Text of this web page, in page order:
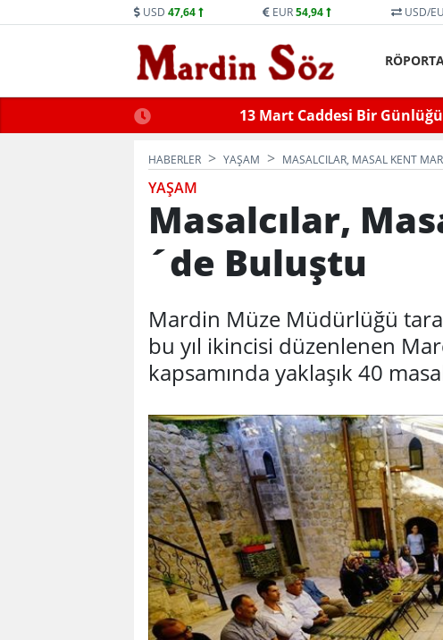
USD 47,64 EUR54,94 USD/
Trafiğe Kapatılacak
HABERLER YAŞAM MASALCILAR, MASAL KENT
YAŞAM
Masalcılar,
´de Buluştu
Mardin Müze Müdürlüğü
bu yıl ikincisi düzenlenen
kapsamında yaklaşık 40